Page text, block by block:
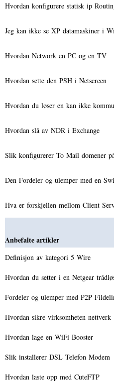
Hvordan konfigurere statisk ip
Jeg kan ikke se XP datamaskiner i
Hvordan Network en PC og en TV
Hvordan sette den PSH i Netscreen
Hvordan du løser en kan ikke
Hvordan slå av NDR i Exchange
Slik konfigurerer To Mail domener
Den Fordeler og ulemper med en
Hva er forskjellen mellom Client
Anbefalte artikler
Definisjon av kategori 5 Wire
Hvordan du setter i en Netgear
Fordeler og ulemper med P2P
Hvordan sikre virksomheten nettverk
Hvordan lage en WiFi Booster
Slik installerer DSL Telefon Modem
Hvordan laste opp med CuteFTP